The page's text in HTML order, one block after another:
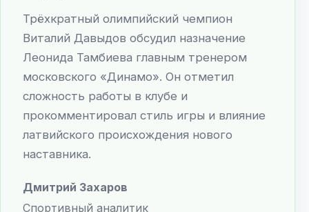
Трёхкратный олимпийский чемпион
Виталий Давыдов обсудил назначение
Леонида Тамбиева главным тренером
московского «Динамо». Он отметил
сложность работы в клубе и
прокомментировал стиль игры и влияние
латвийского происхождения нового
наставника.
Дмитрий Захаров
Спортивный аналитик